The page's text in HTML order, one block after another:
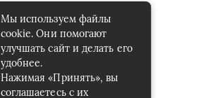
Мы используем файлы
cookie. Они помогают
улучшать сайт и делать его
удобнее.
Нажимая «Принять», вы
соглашаетесь с их